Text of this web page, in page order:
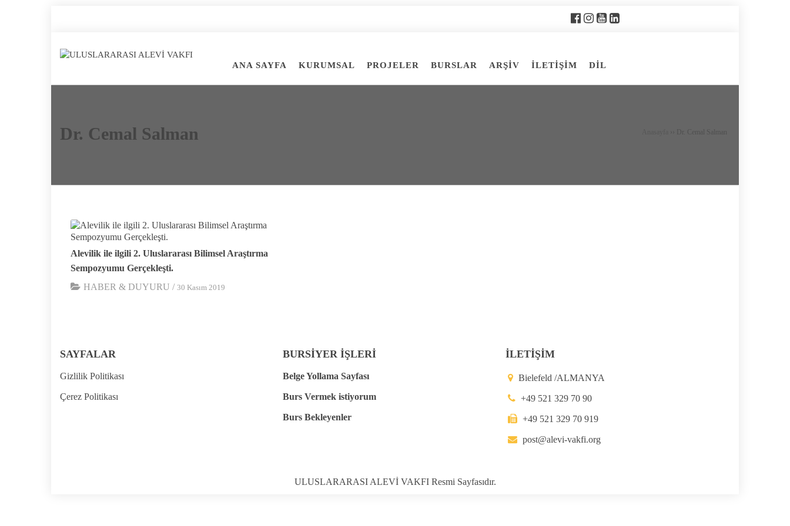
ANA SAYFA KURUMSAL PROJELER BURSLAR ARŞİV İLETİŞİM DİL
Dr. Cemal Salman ›› Dr. Cemal Salman
Alevilik ile ilgili 2. Uluslararası Bilimsel Araştırma
Sempozyumu Gerçekleşti.
HABER & DUYURU / 30 Kasım 2019
SAYFALAR
Gizlilik Politikası
Çerez Politikası
BURSİYER İŞLERİ
Belge Yollama Sayfası
Burs Vermek istiyorum
Burs Bekleyenler
İLETİŞİM
Bielefeld /ALMANYA
+49 521 329 70 90
+49 521 329 70 919
post@alevi-vakfi.org
ULUSLARARASI ALEVİ VAKFI Resmi Sayfasıdır.